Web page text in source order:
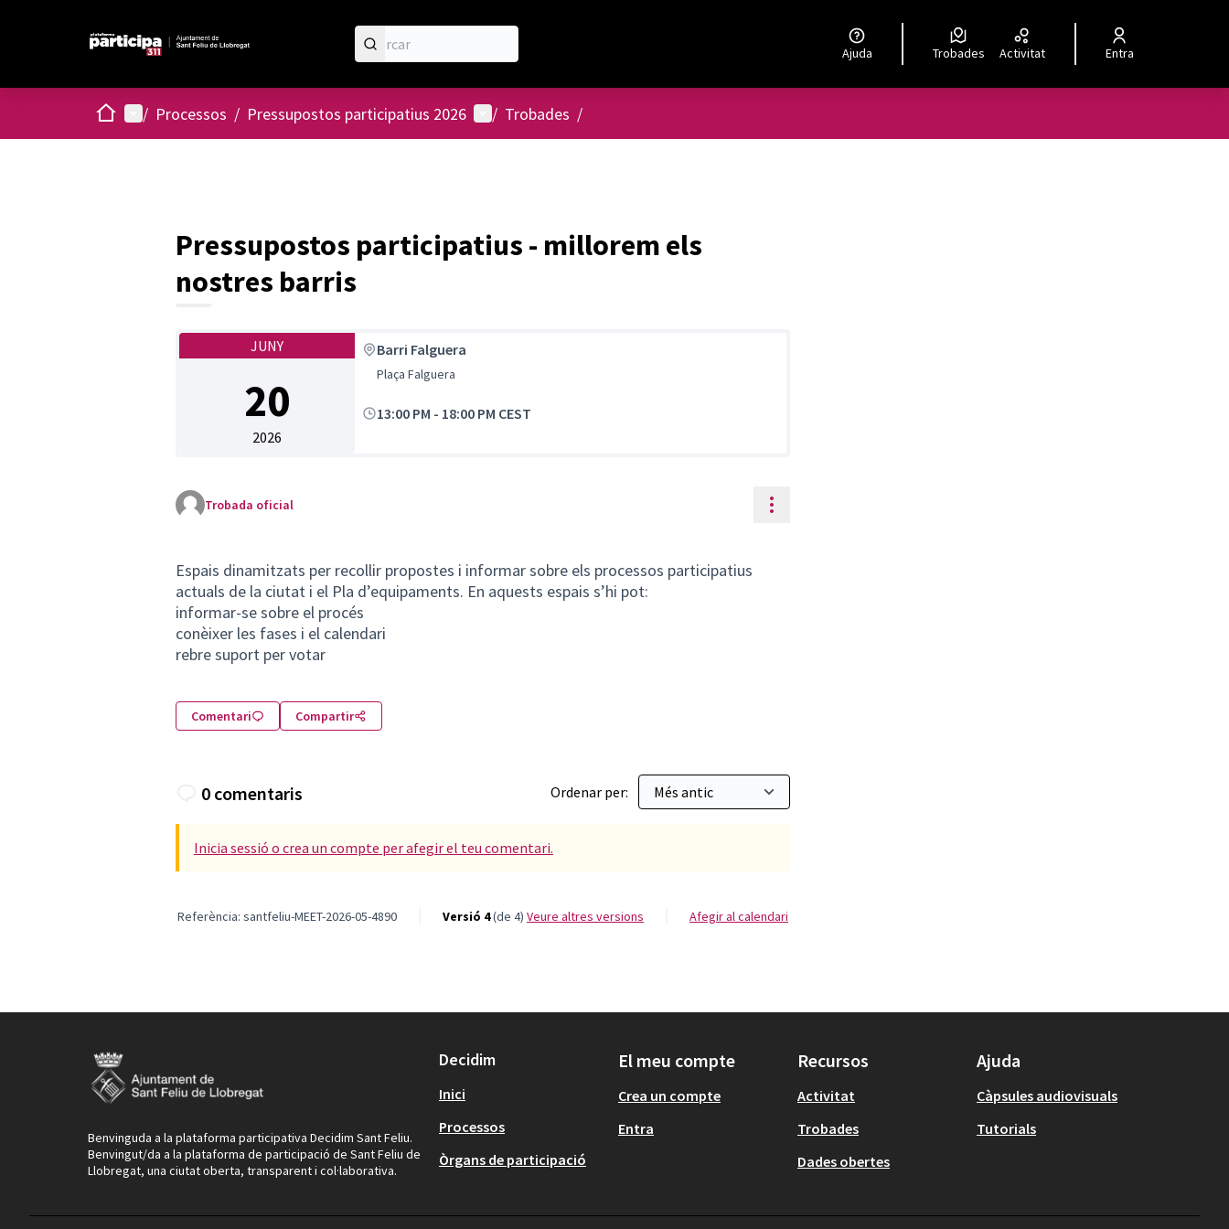
Ajuda Trobades Activitat Entra
Inici Menú principal
/ Processos / Pressupostos participatius 2026 Menú d'usuari
/ Trobades /
Pressupostos participatius - millorem els
nostres barris
JUNY
20
2026
Barri Falguera
Plaça Falguera
13:00 PM - 18:00 PM CEST
Trobada oficial Controls de recursos
Espais dinamitzats per recollir propostes i informar sobre els processos participatius
actuals de la ciutat i el Pla d’equipaments. En aquests espais s’hi pot:
informar-se sobre el procés
conèixer les fases i el calendari
rebre suport per votar
Comentari Compartir
0 comentaris Ordenar per:
Inicia sessió o crea un compte per afegir el teu comentari.
Referència: santfeliu-MEET-2026-05-4890 Versió 4(de 4) veure altres versions Afegir al calendari
Benvinguda a la plataforma participativa Decidim Sant Feliu.
Benvingut/da a la plataforma de participació de Sant Feliu de
Llobregat, una ciutat oberta, transparent i col·laborativa.
Decidim
Inici
Processos
Òrgans de participació
El meu compte
Crea un compte
Entra
Recursos
Activitat
Trobades
Dades obertes
Ajuda
Càpsules audiovisuals
Tutorials